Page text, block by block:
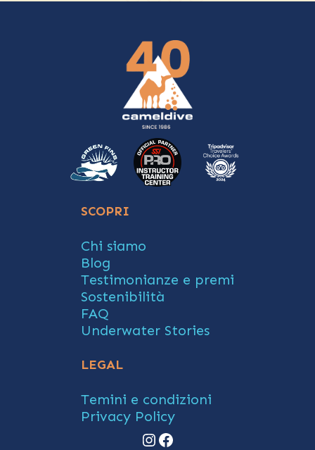
SCOPRI
Chi siamo
Blog
Testimonianze e premi
Sostenibilità
FAQ
Underwater Stories
LEGAL
Temini e condizioni
Privacy Policy
Instagram
Facebook